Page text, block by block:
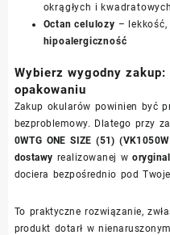
okrągłych i kwadratowych
Octan celulozy –
hipoalergiczność
Wybierz wygodny
opakowaniu
Zakup okularów powinien być
bezproblemowy. Dlatego przy
0WTG ONE SIZE (51)
dostawy realizowanej w
dociera bezpośrednio pod
To praktyczne rozwiązanie,
produkt dotarł w